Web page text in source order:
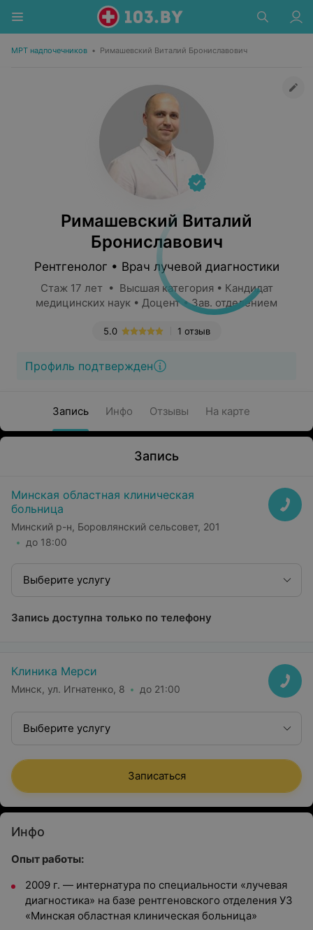
МРТ надпочечников • Римашевский Виталий Брониславович
Римашевский Виталий
Брониславович
Рентгенолог • Врач лучевой диагностики
Стаж 17 лет • Высшая категория • Кандидат
медицинских наук • Доцент • Зав. отделением
1 отзыв
5.0
Профиль подтвержден
Запись Инфо Отзывы На карте
Запись
Минская областная клиническая
больница
Минский р-н, Боровлянский сельсовет, 201
до 18:00
Выберите услугу
Запись доступна только по телефону
Клиника Мерси
Минск, ул. Игнатенко, 8 до 21:00
Выберите услугу
Записаться
Инфо
Опыт работы:
2009 г. — интернатура по специальности «лучевая
диагностика» на базе рентгеновского отделения УЗ
«Минская областная клиническая больница»